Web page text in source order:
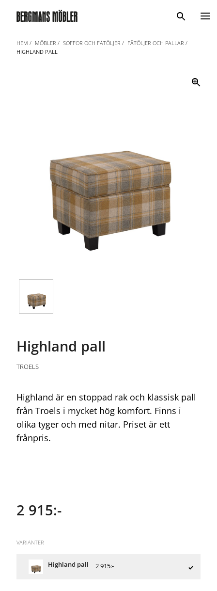
Sök
HEM MÖBLER SOFFOR OCH FÅTÖLJER
FÅTÖLJER OCH PALLAR
HIGHLAND PALL
Highland pall
TROELS
Highland är en stoppad rak och klassisk pall
från Troels i mycket hög komfort. Finns i
olika tyger och med nitar. Priset är ett
frånpris.
2 915:-
VARIANTER
Highland pall 2 915:-